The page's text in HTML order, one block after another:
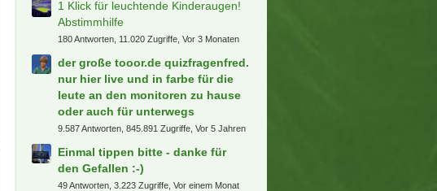
1 Klick für leuchtende Kinderaugen!
Abstimmhilfe
180 Antworten, 11.020 Zugriffe, Vor 3 Monaten
der große tooor.de quizfragenfred.
nur hier live und in farbe für die
leute an den monitoren zu hause
oder auch für unterwegs
9.587 Antworten, 845.891 Zugriffe, Vor 5 Jahren
Einmal tippen bitte - danke für
den Gefallen :-)
49 Antworten, 3.223 Zugriffe, Vor einem Monat